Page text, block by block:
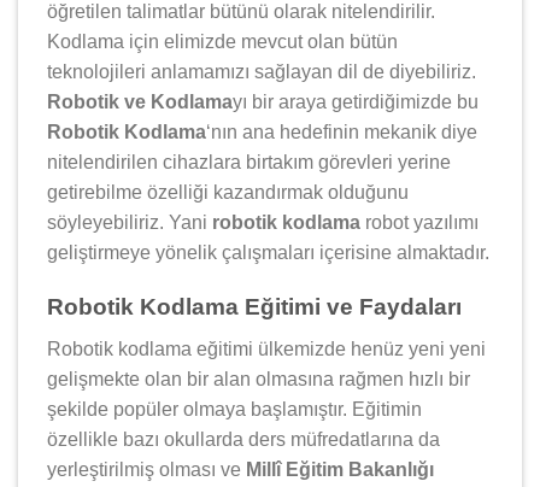
öğretilen talimatlar bütünü olarak nitelendirilir.
Kodlama için elimizde mevcut olan bütün
teknolojileri anlamamızı sağlayan dil de diyebiliriz.
Robotik ve Kodlamayı bir araya getirdiğimizde bu
Robotik Kodlama‘nın ana hedefinin mekanik diye
nitelendirilen cihazlara birtakım görevleri yerine
getirebilme özelliği kazandırmak olduğunu
söyleyebiliriz. Yani robotik kodlama robot yazılımı
geliştirmeye yönelik çalışmaları içerisine almaktadır.
Robotik Kodlama Eğitimi ve Faydaları
Robotik kodlama eğitimi ülkemizde henüz yeni yeni
gelişmekte olan bir alan olmasına rağmen hızlı bir
şekilde popüler olmaya başlamıştır. Eğitimin
özellikle bazı okullarda ders müfredatlarına da
yerleştirilmiş olması ve Millî Eğitim Bakanlığı